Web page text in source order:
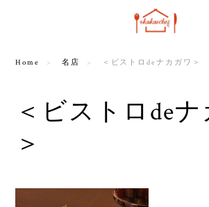
Home 名店 ＜ビストロdeナカガワ＞
＜ビストロde
＞